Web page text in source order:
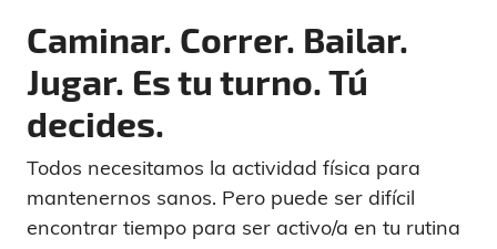
Caminar. Correr. Bailar.
Jugar. Es tu turno. Tú
decides.
Todos necesitamos la actividad física para
mantenernos sanos. Pero puede ser difícil
encontrar tiempo para ser activo/a en tu rutina